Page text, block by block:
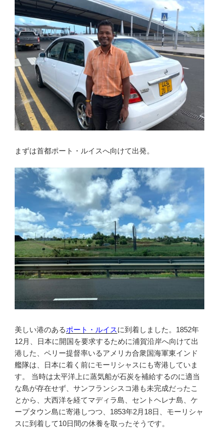
まずは首都ポート・ルイスへ向けて出発。
美しい港のあるポート・ルイスに到着しました。1852年
12月、日本に開国を要求するために浦賀沿岸へ向けて出
港した、ペリー提督率いるアメリカ合衆国海軍東インド
艦隊は、日本に着く前にモーリシャスにも寄港していま
す。 当時は太平洋上に蒸気船が石炭を補給するのに適当
な島が存在せず、サンフランシスコ港も未完成だったこ
とから、大西洋を経てマディラ島、セントヘレナ島、ケ
ープタウン島に寄港しつつ、1853年2月18日、モーリシャ
スに到着して10日間の休養を取ったそうです。